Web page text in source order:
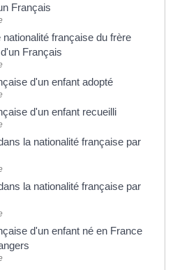
Français
nationalité française du frère
Français
d'un enfant adopté
d'un enfant recueilli
la nationalité française par
la nationalité française par
d'un enfant né en France